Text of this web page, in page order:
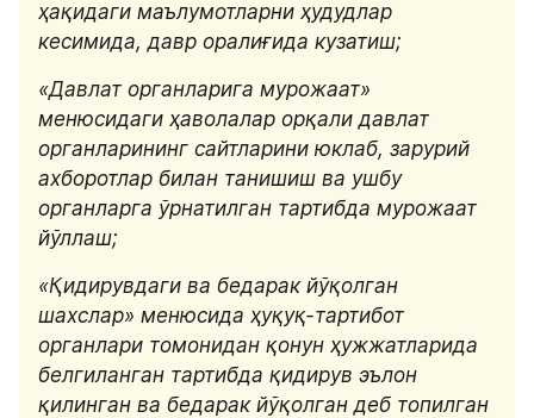
ҳақидаги маълумотларни ҳудудлар
кесимида, давр оралиғида кузатиш;
«Давлат органларига мурожаат»
менюсидаги ҳаволалар орқали давлат
органларининг сайтларини юклаб, зарурий
ахборотлар билан танишиш ва ушбу
органларга ўрнатилган тартибда мурожаат
йўллаш;
«Қидирувдаги ва бедарак йўқолган
шахслар» менюсида ҳуқуқ-тартибот
органлари томонидан қонун ҳужжатларида
белгиланган тартибда қидирув эълон
қилинган ва бедарак йўқолган деб топилган